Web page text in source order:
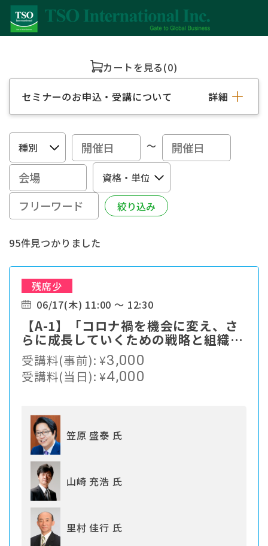
カートを見る(0)
セミナーのお申込・受講について 詳細
～
95件見つかりました
残席少
06/17(木) 11:00 ～ 12:30
【A-1】「コロナ禍を機会に変え、さ
らに成長していくための戦略と組織づ
くり」
受講料(事前):¥3,000
受講料(当日):¥4,000
笠原 盛泰 氏
山崎 充浩 氏
里村 佳行 氏